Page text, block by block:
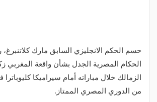
حسم الحكم الانجليزي السابق مارك
الحكام المصرية الجدل بشأن واقعة المغربي
الزمالك خلال مباراته أمام سيراميكا كليوباترا
من الدوري المصري الممتاز.